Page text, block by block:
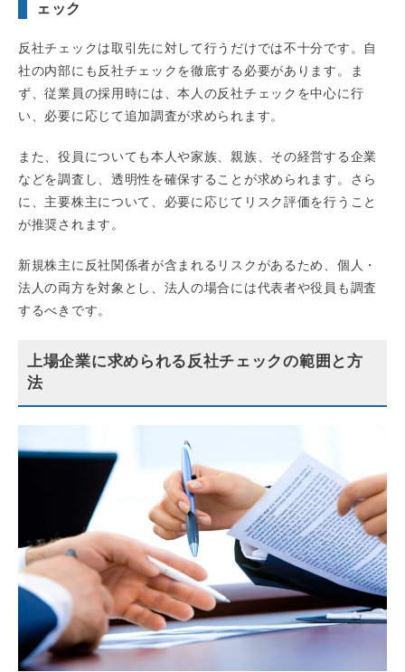
ェック
反社チェックは取引先に対して行うだけでは不十分です。自
社の内部にも反社チェックを徹底する必要があります。ま
ず、従業員の採用時には、本人の反社チェックを中心に行
い、必要に応じて追加調査が求められます。
また、役員についても本人や家族、親族、その経営する企業
などを調査し、透明性を確保することが求められます。さら
に、主要株主について、必要に応じてリスク評価を行うこと
が推奨されます。
新規株主に反社関係者が含まれるリスクがあるため、個人・
法人の両方を対象とし、法人の場合には代表者や役員も調査
するべきです。
上場企業に求められる反社チェックの範囲と方
法